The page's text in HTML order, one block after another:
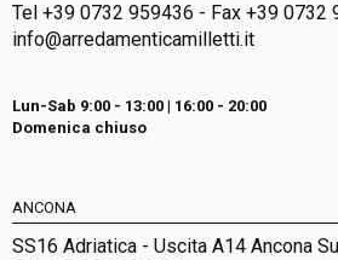
Tel +39 0732 959436 - Fax +39 0732
info@arredamenticamilletti.it
Lun-Sab 9:00 - 13:00 | 16:00 - 20:00
Domenica chiuso
ANCONA
SS16 Adriatica - Uscita A14 Ancona